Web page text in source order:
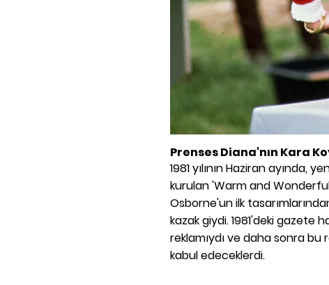
Prenses Diana'nın Kara
1981 yılının Haziran ayında,
kurulan 'Warm and
Osborne'un ilk
kazak giydi. 1981'deki gazete
reklamıydı ve daha sonra bu
kabul edeceklerdi.